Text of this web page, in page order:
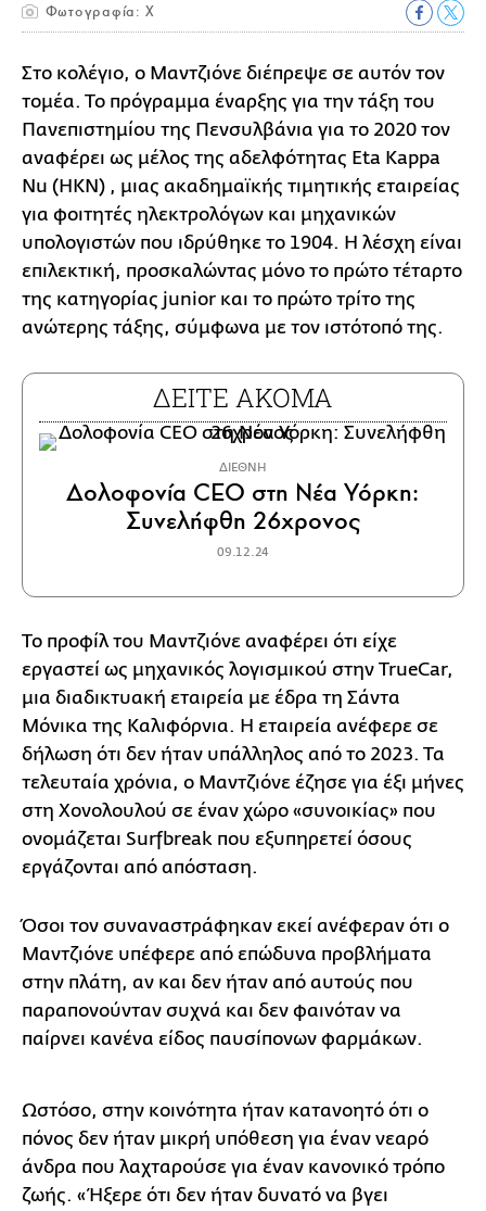
Φωτογραφία: Χ
Στο κολέγιο, ο Μαντζιόνε διέπρεψε σε αυτόν τον
τομέα. Το πρόγραμμα έναρξης για την τάξη του
Πανεπιστημίου της Πενσυλβάνια για το 2020 τον
αναφέρει ως μέλος της αδελφότητας Eta Kappa
Nu (ΗΚΝ) , μιας ακαδημαϊκής τιμητικής εταιρείας
για φοιτητές ηλεκτρολόγων και μηχανικών
υπολογιστών που ιδρύθηκε το 1904. Η λέσχη είναι
επιλεκτική, προσκαλώντας μόνο το πρώτο τέταρτο
της κατηγορίας junior και το πρώτο τρίτο της
ανώτερης τάξης, σύμφωνα με τον ιστότοπό της.
ΔΕΙΤΕ ΑΚΟΜΑ
ΔΙΕΘΝΗ
Δολοφονία CEO στη Νέα Υόρκη:
Συνελήφθη 26χρονος
09.12.24
Το προφίλ του Μαντζιόνε αναφέρει ότι είχε
εργαστεί ως μηχανικός λογισμικού στην TrueCar,
μια διαδικτυακή εταιρεία με έδρα τη Σάντα
Μόνικα της Καλιφόρνια. Η εταιρεία ανέφερε σε
δήλωση ότι δεν ήταν υπάλληλος από το 2023. Τα
τελευταία χρόνια, ο Μαντζιόνε έζησε για έξι μήνες
στη Χονολουλού σε έναν χώρο «συνοικίας» που
ονομάζεται Surfbreak που εξυπηρετεί όσους
εργάζονται από απόσταση.
Όσοι τον συναναστράφηκαν εκεί ανέφεραν ότι ο
Μαντζιόνε υπέφερε από επώδυνα προβλήματα
στην πλάτη, αν και δεν ήταν από αυτούς που
παραπονούνταν συχνά και δεν φαινόταν να
παίρνει κανένα είδος παυσίπονων φαρμάκων.
Ωστόσο, στην κοινότητα ήταν κατανοητό ότι ο
πόνος δεν ήταν μικρή υπόθεση για έναν νεαρό
άνδρα που λαχταρούσε για έναν κανονικό τρόπο
ζωής. «Ήξερε ότι δεν ήταν δυνατό να βγει